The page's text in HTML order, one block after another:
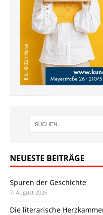
NEUESTE BEITRÄGE
Spuren der Geschichte
7. August 2026
Die literarische